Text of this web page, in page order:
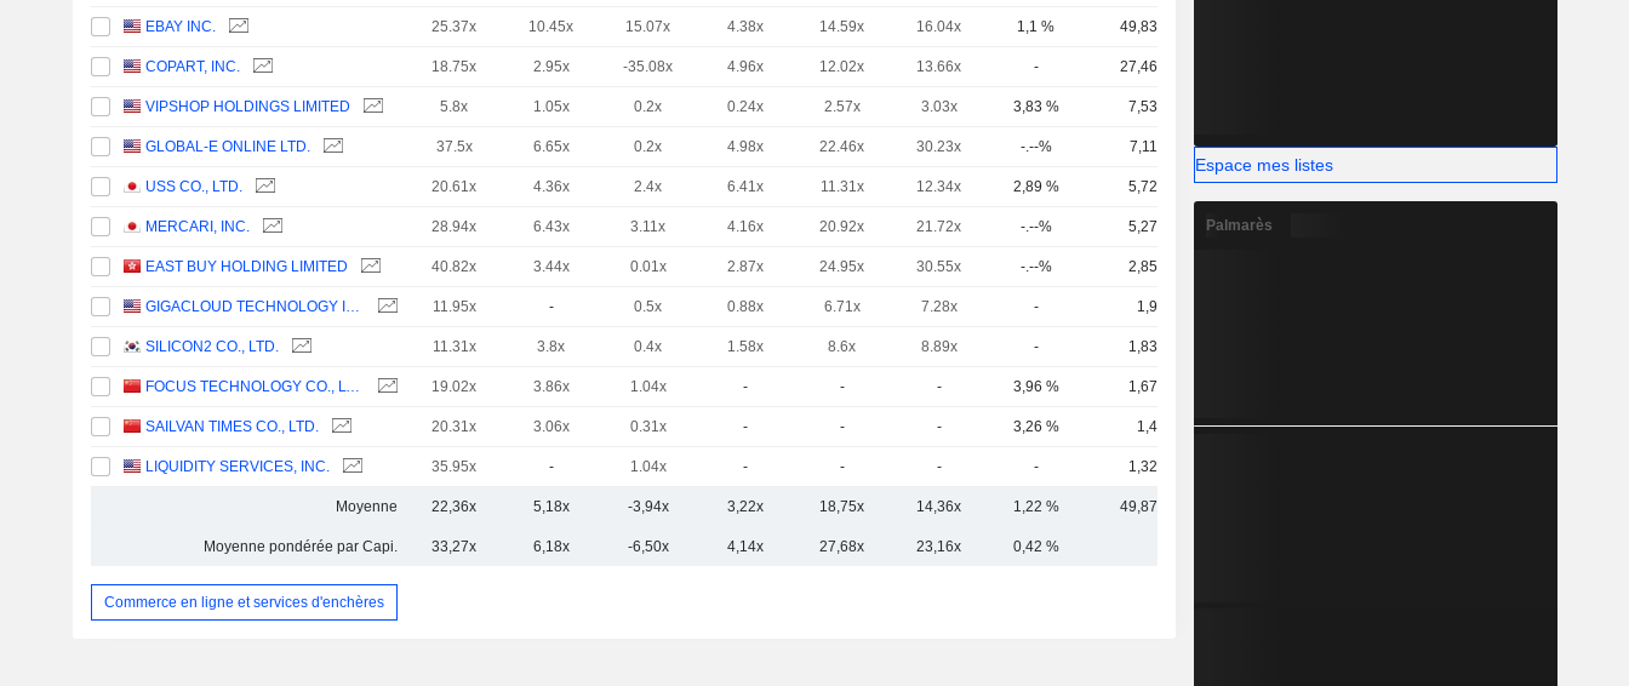
EBAY INC. 25.37x 10.45x 15.07x 4.38x 14.59x 16.04x 1,1 % 49,83 Md
COPART, INC. 18.75x 2.95x -35.08x 4.96x 12.02x 13.66x - 27,46 Md
VIPSHOP HOLDINGS LIMITED 5.8x 1.05x 0.2x 0.24x 2.57x 3.03x 3,83 % 7,53 Md
GLOBAL-E ONLINE LTD. 37.5x 6.65x 0.2x 4.98x 22.46x 30.23x -.--% 7,11 Md
USS CO., LTD. 20.61x 4.36x 2.4x 6.41x 11.31x 12.34x 2,89 % 5,72 Md
MERCARI, INC. 28.94x 6.43x 3.11x 4.16x 20.92x 21.72x -.--% 5,27 Md
EAST BUY HOLDING LIMITED 40.82x 3.44x 0.01x 2.87x 24.95x 30.55x -.--% 2,85 Md
GIGACLOUD TECHNOLOGY INC. 11.95x - 0.5x 0.88x 6.71x 7.28x - 1,9 Md
SILICON2 CO., LTD. 11.31x 3.8x 0.4x 1.58x 8.6x 8.89x - 1,83 Md
FOCUS TECHNOLOGY CO., LTD. 19.02x 3.86x 1.04x - - - 3,96 % 1,67 Md
SAILVAN TIMES CO., LTD. 20.31x 3.06x 0.31x - - - 3,26 % 1,4 Md
LIQUIDITY SERVICES, INC. 35.95x - 1.04x - - - - 1,32 Md
Moyenne 22,36x 5,18x -3,94x 3,22x 18,75x 14,36x 1,22 % 49,87 Md
Moyenne pondérée par Capi. 33,27x 6,18x -6,50x 4,14x 27,68x 23,16x 0,42 %
Commerce en ligne et services d'enchères
Espace mes listes
Palmarès